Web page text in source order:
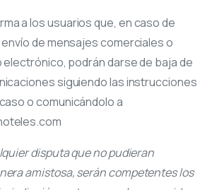
a los usuarios que, en caso de
de mensajes comerciales o
podrán darse de baja de
siguiendo las instrucciones
o comunicándolo a
disputa que no pudieran
amistosa, serán competentes los